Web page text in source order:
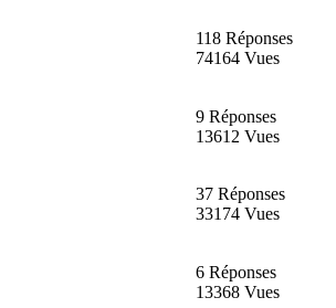
118 Réponses
74164 Vues
9 Réponses
13612 Vues
37 Réponses
33174 Vues
6 Réponses
13368 Vues